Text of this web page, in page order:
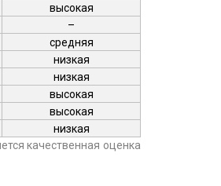
высокая
–
средняя
низкая
низкая
высокая
высокая
низкая
качественная оценка